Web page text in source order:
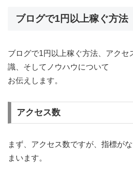
ブログで1円以上稼ぐ方法
ブログで1円以上稼ぐ方法、アクセ
識、そしてノウハウについて
お伝えします。
アクセス数
まず、アクセス数ですが、指標が
まいます。